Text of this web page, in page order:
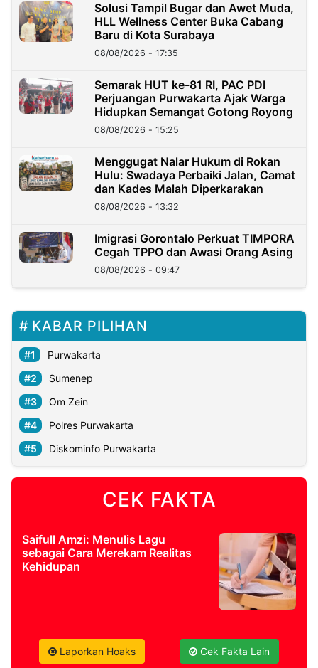
Solusi Tampil Bugar dan Awet Muda,
HLL Wellness Center Buka Cabang
Baru di Kota Surabaya
08/08/2026 - 17:35
Semarak HUT ke-81 RI, PAC PDI
Perjuangan Purwakarta Ajak Warga
Hidupkan Semangat Gotong Royong
08/08/2026 - 15:25
Menggugat Nalar Hukum di Rokan
Hulu: Swadaya Perbaiki Jalan, Camat
dan Kades Malah Diperkarakan
08/08/2026 - 13:32
Imigrasi Gorontalo Perkuat TIMPORA
Cegah TPPO dan Awasi Orang Asing
08/08/2026 - 09:47
KABAR PILIHAN
Purwakarta
Sumenep
Om Zein
Polres Purwakarta
Diskominfo Purwakarta
CEK FAKTA
Saifull Amzi: Menulis Lagu
sebagai Cara Merekam Realitas
Kehidupan
Laporkan Hoaks Cek Fakta Lain